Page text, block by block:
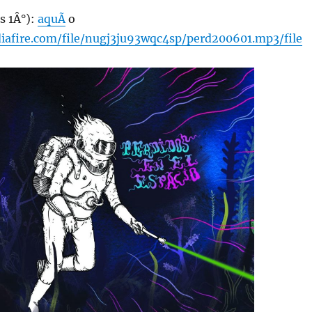
1Â°): aquÃ­o
file/nugj3ju93wqc4sp/perd200601.mp3/file